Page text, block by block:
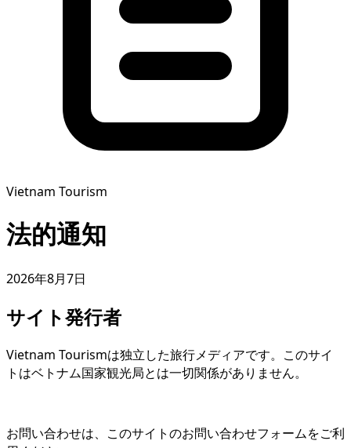
Vietnam Tourism
法的通知
2026年8月7日
サイト発行者
Vietnam Tourismは独立した旅行メディアです。このサイ
トはベトナム国家観光局とは一切関係がありません。
お問い合わせは、このサイトのお問い合わせフォームをご利